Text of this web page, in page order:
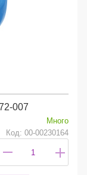
007
Много
Код: 00-00230164